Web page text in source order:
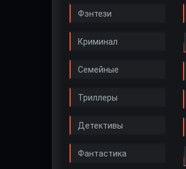
Фэнтези
Криминал
Семейные
Триллеры
Детективы
Фантастика